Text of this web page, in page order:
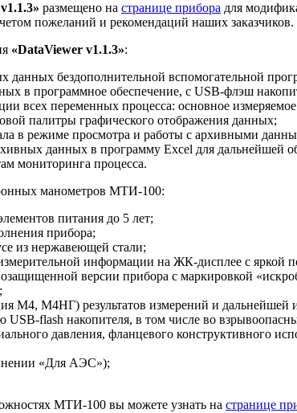
размещено на странице прибора для
пожеланий и рекомендаций наших заказчиков.
«DataViewer v1.1.3»:
данных бездополнительной вспомогательной
в программное обеспечение, с USB-флэш
всех переменных процесса: основное
палитры графического отображения данных;
в режиме просмотра и работы с архивными
данных в программу Excel для дальнейшей
мониторинга процесса.
манометров МТИ-100:
питания до 5 лет;
прибора;
из нержавеющей стали;
информации на ЖК-дисплее с яркой
версии прибора с маркировкой
М4, М4НГ) результатов измерений и
flash накопителя, в том числе во
давления, фланцевого конструктивного
«Для АЭС»);
МТИ-100 вы можете узнать на странице